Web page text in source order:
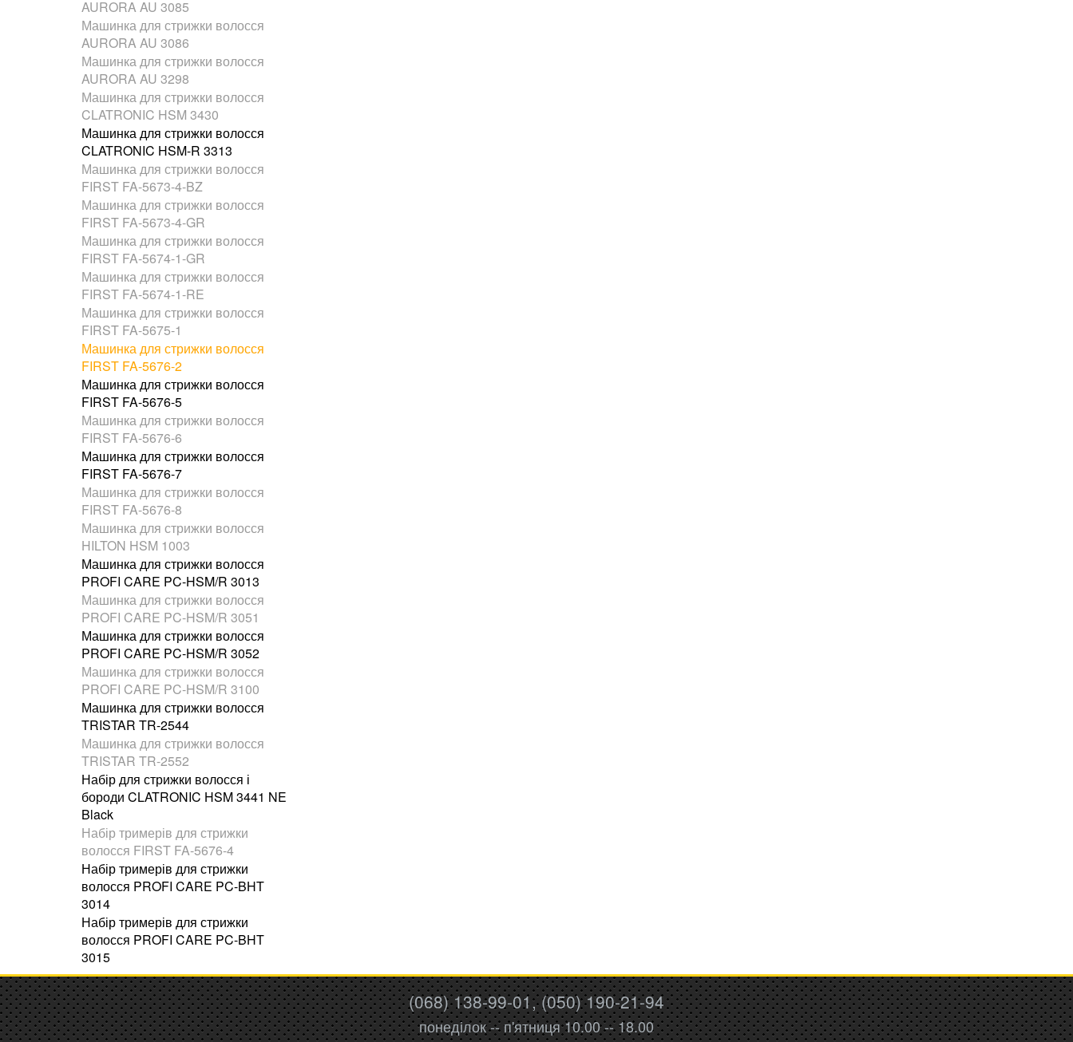
AURORA AU 3085
Машинка для стрижки волосся
AURORA AU 3086
Машинка для стрижки волосся
AURORA AU 3298
Машинка для стрижки волосся
CLATRONIC HSM 3430
Машинка для стрижки волосся
CLATRONIC HSM-R 3313
Машинка для стрижки волосся
FIRST FA-5673-4-BZ
Машинка для стрижки волосся
FIRST FA-5673-4-GR
Машинка для стрижки волосся
FIRST FA-5674-1-GR
Машинка для стрижки волосся
FIRST FA-5674-1-RE
Машинка для стрижки волосся
FIRST FA-5675-1
Машинка для стрижки волосся
FIRST FA-5676-2
Машинка для стрижки волосся
FIRST FA-5676-5
Машинка для стрижки волосся
FIRST FA-5676-6
Машинка для стрижки волосся
FIRST FA-5676-7
Машинка для стрижки волосся
FIRST FA-5676-8
Машинка для стрижки волосся
HILTON HSM 1003
Машинка для стрижки волосся
PROFI CARE PC-HSM/R 3013
Машинка для стрижки волосся
PROFI CARE PC-HSM/R 3051
Машинка для стрижки волосся
PROFI CARE PC-HSM/R 3052
Машинка для стрижки волосся
PROFI CARE PC-HSM/R 3100
Машинка для стрижки волосся
TRISTAR TR-2544
Машинка для стрижки волосся
TRISTAR TR-2552
Набір для стрижки волосся і
бороди CLATRONIC HSM 3441 NE
Black
Набір тримерів для стрижки
волосся FIRST FA-5676-4
Набір тримерів для стрижки
волосся PROFI CARE PC-BHT
3014
Набір тримерів для стрижки
волосся PROFI CARE PC-BHT
3015
(068) 138-99-01, (050) 190-21-94
понеділок -- п'ятниця 10.00 -- 18.00